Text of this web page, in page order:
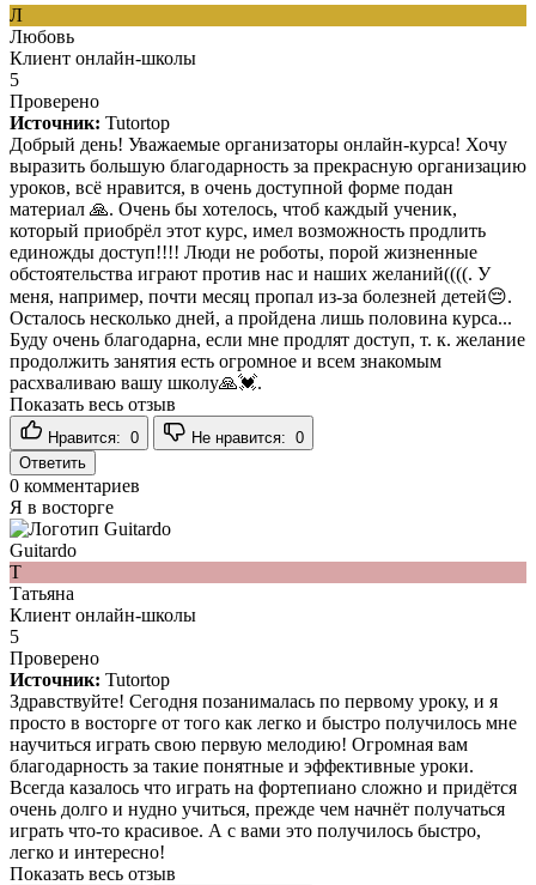
Л
Любовь
Клиент онлайн-школы
5
Проверено
Источник: Tutortop
Добрый день! Уважаемые организаторы онлайн-курса! Хочу
выразить большую благодарность за прекрасную организацию
уроков, всё нравится, в очень доступной форме подан
материал 🙏. Очень бы хотелось, чтоб каждый ученик,
который приобрёл этот курс, имел возможность продлить
единожды доступ!!!! Люди не роботы, порой жизненные
обстоятельства играют против нас и наших желаний((((. У
меня, например, почти месяц пропал из-за болезней детей😔.
Осталось несколько дней, а пройдена лишь половина курса...
Буду очень благодарна, если мне продлят доступ, т. к. желание
продолжить занятия есть огромное и всем знакомым
расхваливаю вашу школу🙏💓.
Показать весь отзыв
Нравится: 0 Не нравится: 0
Ответить
0 комментариев
Я в восторге
Guitardo
Т
Татьяна
Клиент онлайн-школы
5
Проверено
Источник: Tutortop
Здравствуйте! Сегодня позанималась по первому уроку, и я
просто в восторге от того как легко и быстро получилось мне
научиться играть свою первую мелодию! Огромная вам
благодарность за такие понятные и эффективные уроки.
Всегда казалось что играть на фортепиано сложно и придётся
очень долго и нудно учиться, прежде чем начнёт получаться
играть что-то красивое. А с вами это получилось быстро,
легко и интересно!
Показать весь отзыв